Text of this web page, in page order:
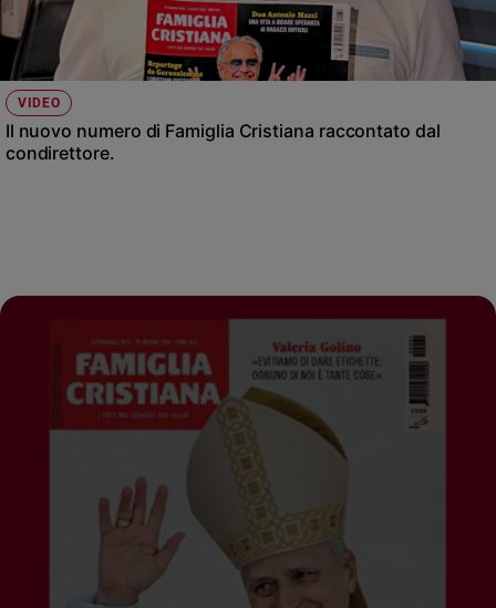
VIDEO
Il nuovo numero di Famiglia Cristiana raccontato dal
condirettore.